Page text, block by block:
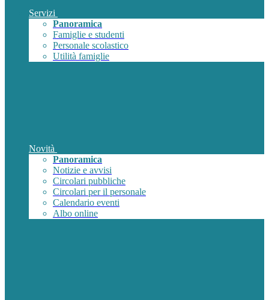
Servizi
Panoramica
Famiglie e studenti
Personale scolastico
Utilità famiglie
Novità
Panoramica
Notizie e avvisi
Circolari pubbliche
Circolari per il personale
Calendario eventi
Albo online